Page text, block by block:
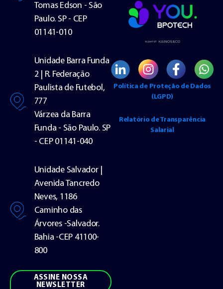
Tomas Edson - São
Paulo. SP - CEP
01141-010
Unidade Barra Funda
2 | R. Federação
Paulista de Futebol,
777
Várzea da Barra
Funda - São Paulo. SP
- CEP 01141-040
Unidade Salvador |
Avenida Tancredo
Neves, 1186
Caminho das
Árvores -Salvador.
Bahia -CEP 41100-
800
ASSINE NOSSA
NEWSLETTER
Política de Proteção de Dados
(LGPD)
Relatório de Transparência
Salarial